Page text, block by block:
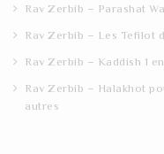
Rav Zerbib – Parashat
Rav Zerbib – Les Tefilot
Rav Zerbib – Kaddish 1
Rav Zerbib – Halakhot
autres